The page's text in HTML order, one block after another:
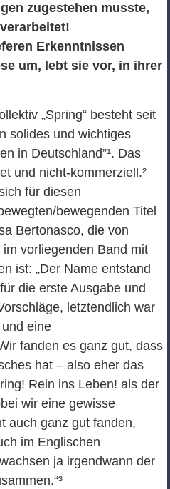
zugestehen musste,
Erkenntnissen
um, lebt sie vor, in ihrer
„Spring“ besteht seit
solides und wichtiges
in Deutschland”¹. Das
und nicht-kommerziell.²
für diesen
bewegenden Titel
Bertonasco, die von
vorliegenden Band mit
ist: „Der Name entstand
die erste Ausgabe und
letztendlich war
eine
fanden es ganz gut, dass
hat – also eher das
Rein ins Leben! als der
wir eine gewisse
auch ganz gut fanden,
im Englischen
ja irgendwann der